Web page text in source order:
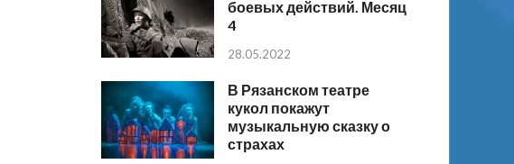
боевых действий. Месяц
4
28.05.2022
В Рязанском театре
кукол покажут
музыкальную сказку о
страхах